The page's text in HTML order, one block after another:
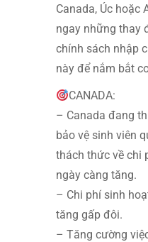
Canada, Úc hoặc
ngay những thay
chính sách nhập
này để nắm bắt
CANADA:
– Canada đang
bảo vệ sinh viên
thách thức về chi
ngày càng tăng.
– Chi phí sinh
tăng gấp đôi.
– Tăng cường